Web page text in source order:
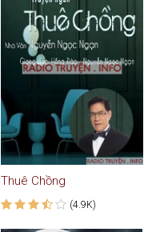
Thuê Chồng
(4.9K)